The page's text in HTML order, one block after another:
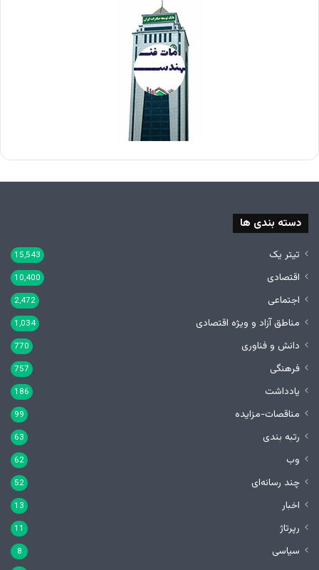
دسته بندی ها
تیتر یک 15,543
اقتصادی 10,400
اجتماعی 2,472
مناطق آزاد و ویژه اقتصادی 1,034
دانش و فناوری 770
فرهنگی 757
یادداشت 186
مناقصات-مزایده 99
رتبه بندی 63
وب 62
چند رسانه‌ای 52
اخبار 13
رپرتاژ 11
سیاسی 8